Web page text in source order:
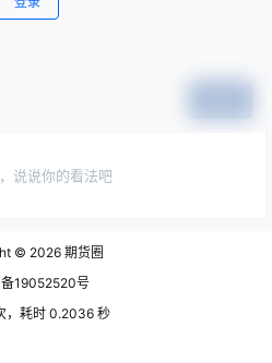
说说你的看法吧
© 2026 期货圈
19052520号
，耗时 0.2036 秒